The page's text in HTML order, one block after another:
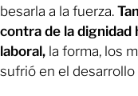
besarla a la fuerza.
contra de la dignidad
laboral, la forma, los
sufrió en el desarrollo